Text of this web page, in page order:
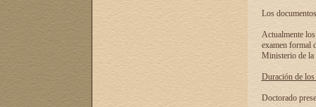
Los
Actualmente
examen formal
Ministerio de la
Duración de
Doctorado